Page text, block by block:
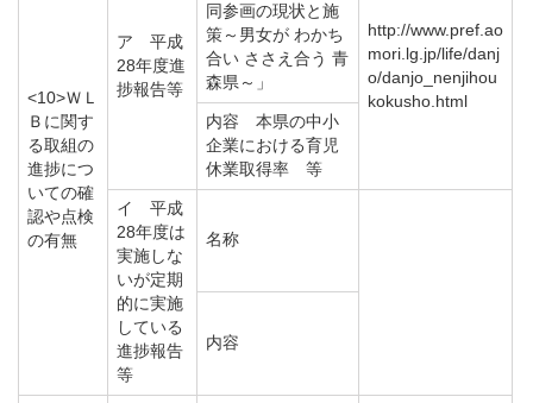
<10>ＷＬ
Ｂに関す
る取組の
進捗につ
いての確
認や点検
の有無
ア 平成
28年度進
捗報告等
同参画の現状と施
策～男女が わかち
合い ささえ合う 青
森県～」
http://www.pref.ao
mori.lg.jp/life/danj
o/danjo_nenjihou
kokusho.html
内容 本県の中小
企業における育児
休業取得率 等
イ 平成
28年度は
実施しな
いが定期
的に実施
している
進捗報告
等
名称
内容